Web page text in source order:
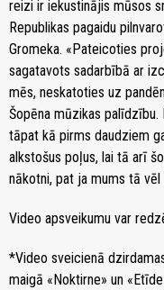
reizi ir iekustinājis mūsos
Republikas pagaidu
Gromeka. «Pateicoties
sagatavots sadarbībā ar
mēs, neskatoties uz
Šopēna mūzikas
tāpat kā pirms daudziem
alkstošus poļus, lai tā arī
nākotni, pat ja mums tā
Video apsveikumu var
*Video sveicienā
maigā «Noktirne» un